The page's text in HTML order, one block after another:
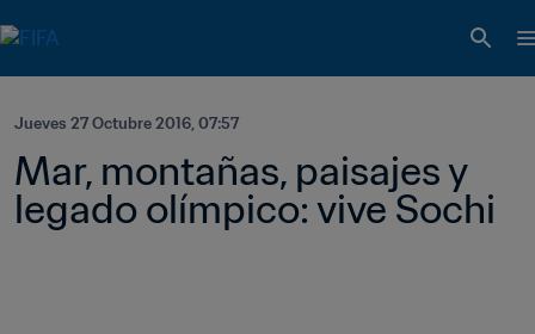
Jueves 27 Octubre 2016, 07:57
Mar, montañas, paisajes y
legado olímpico: vive Sochi